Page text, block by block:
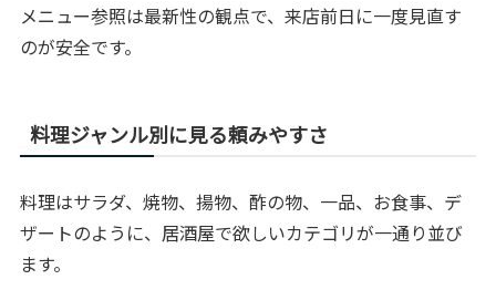
メニュー参照は最新性の観点で、来店前日に一度見直す
のが安全です。
料理ジャンル別に見る頼みやすさ
料理はサラダ、焼物、揚物、酢の物、一品、お食事、デ
ザートのように、居酒屋で欲しいカテゴリが一通り並び
ます。